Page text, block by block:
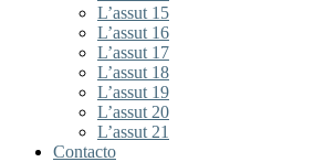
L’assut 15
L’assut 16
L’assut 17
L’assut 18
L’assut 19
L’assut 20
L’assut 21
Contacto